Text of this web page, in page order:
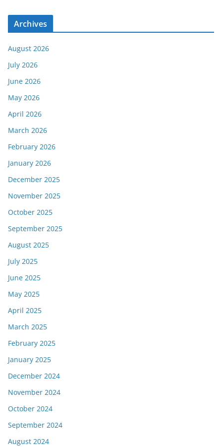
Archives
August 2026
July 2026
June 2026
May 2026
April 2026
March 2026
February 2026
January 2026
December 2025
November 2025
October 2025
September 2025
August 2025
July 2025
June 2025
May 2025
April 2025
March 2025
February 2025
January 2025
December 2024
November 2024
October 2024
September 2024
August 2024